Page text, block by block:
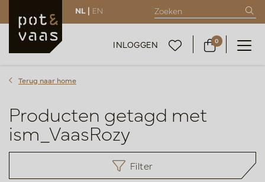
NL | EN
INLOGGEN 0
Terug naar home
Producten getagd met
ism_VaasRozy
Filter